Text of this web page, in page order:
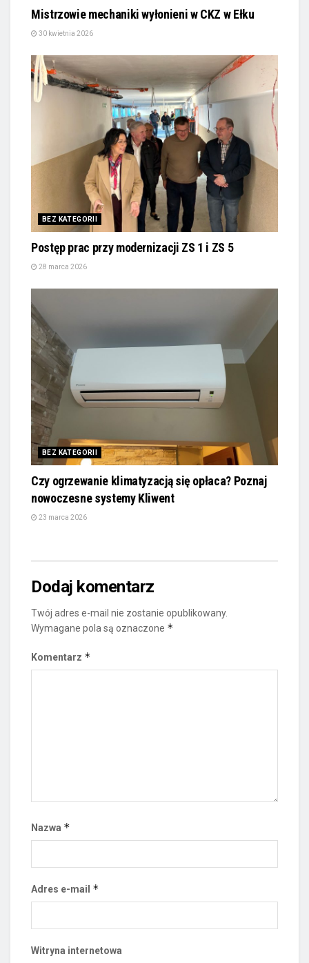
Mistrzowie mechaniki wyłonieni w CKZ w Ełku
30 kwietnia 2026
BEZ KATEGORII
Postęp prac przy modernizacji ZS 1 i ZS 5
28 marca 2026
BEZ KATEGORII
Czy ogrzewanie klimatyzacją się opłaca? Poznaj
nowoczesne systemy Kliwent
23 marca 2026
Dodaj komentarz
Twój adres e-mail nie zostanie opublikowany.
Wymagane pola są oznaczone *
Komentarz *
Nazwa *
Adres e-mail *
Witryna internetowa